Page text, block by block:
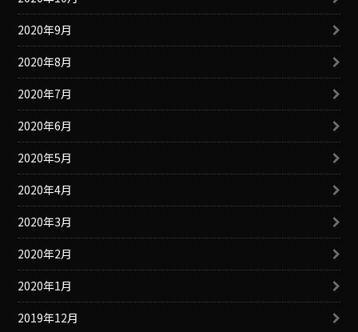
2020年9月
2020年8月
2020年7月
2020年6月
2020年5月
2020年4月
2020年3月
2020年2月
2020年1月
2019年12月